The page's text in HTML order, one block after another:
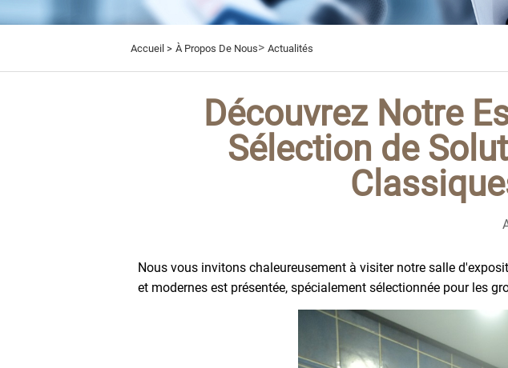
Accueil > À Propos De Nous> Actualités
Découvrez Notre
Sélection de
Nous vous invitons chaleureusement à visiter notre salle
et modernes est présentée, spécialement sélectionnée pour les